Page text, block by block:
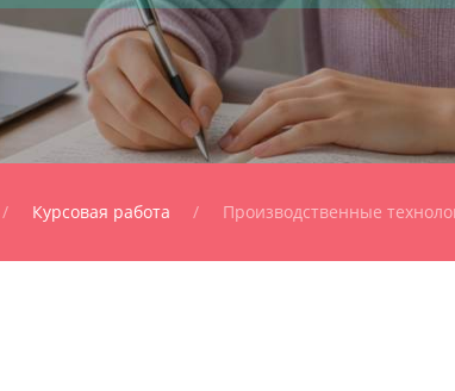
Курсовая работа Производственные